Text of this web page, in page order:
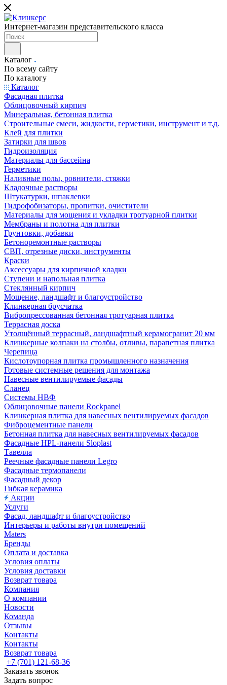
Интернет-магазин представительского класса
Каталог
По всему сайту
По каталогу
Каталог
Фасадная плитка
Облицовочный кирпич
Минеральная, бетонная плитка
Строительные смеси, жидкости, герметики, инструмент и т.д.
Клей для плитки
Затирки для швов
Гидроизоляция
Материалы для бассейна
Герметики
Наливные полы, ровнители, стяжки
Кладочные растворы
Штукатурки, шпаклевки
Гидрофобизаторы, пропитки, очистители
Материалы для мощения и укладки тротуарной плитки
Мембраны и полотна для плитки
Грунтовки, добавки
Бетоноремонтные растворы
СВП, отрезные диски, инструменты
Краски
Аксессуары для кирпичной кладки
Ступени и напольная плитка
Cтеклянный кирпич
Мощение, ландшафт и благоустройство
Клинкерная брусчатка
Вибропрессованная бетонная тротуарная плитка
Террасная доска
Утолщённый террасный, ландшафтный керамогранит 20 мм
Клинкерные колпаки на столбы, отливы, парапетная плитка
Черепица
Кислотоупорная плитка промышленного назначения
Готовые системные решения для монтажа
Навесные вентилируемые фасады
Сланец
Системы НВФ
Облицовочные панели Rockpanel
Клинкерная плитка для навесных вентилируемых фасадов
Фиброцементные панели
Бетонная плитка для навесных вентилируемых фасадов
Фасадные HPL-панели Sloplast
Тавелла
Реечные фасадные панели Legro
Фасадные термопанели
Фасадный декор
Гибкая керамика
Акции
Услуги
Фасад, ландшафт и благоустройство
Интерьеры и работы внутри помещений
Maters
Бренды
Оплата и доставка
Условия оплаты
Условия доставки
Возврат товара
Компания
О компании
Новости
Команда
Отзывы
Контакты
Контакты
Возврат товара
+7 (701) 121-68-36
Заказать звонок
Задать вопрос